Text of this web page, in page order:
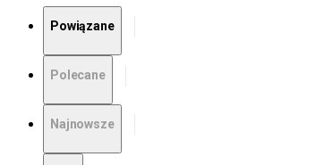
Powiązane
Polecane
Najnowsze